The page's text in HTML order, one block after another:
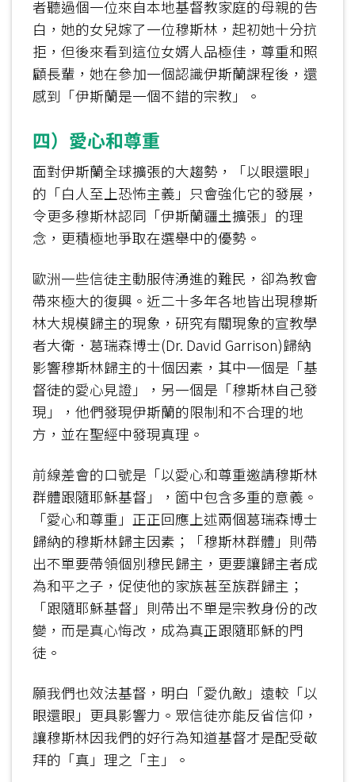
者聽過個一位來自本地基督教家庭的母親的告
白，她的女兒嫁了一位穆斯林，起初她十分抗
拒，但後來看到這位女婿人品極佳，尊重和照
顧長輩，她在參加一個認識伊斯蘭課程後，還
感到「伊斯蘭是一個不錯的宗教」。
四）愛心和尊重
面對伊斯蘭全球擴張的大趨勢，「以眼還眼」
的「白人至上恐怖主義」只會強化它的發展，
令更多穆斯林認同「伊斯蘭疆土擴張」的理
念，更積極地爭取在選舉中的優勢。
歐洲一些信徒主動服侍湧進的難民，卻為教會
帶來極大的復興。近二十多年各地皆出現穆斯
林大規模歸主的現象，研究有關現象的宣教學
者大衛．葛瑞森博士(Dr. David Garrison)歸納
影響穆斯林歸主的十個因素，其中一個是「基
督徒的愛心見證」，另一個是「穆斯林自己發
現」，他們發現伊斯蘭的限制和不合理的地
方，並在聖經中發現真理。
前線差會的口號是「以愛心和尊重邀請穆斯林
群體跟隨耶穌基督」，箇中包含多重的意義。
「愛心和尊重」正正回應上述兩個葛瑞森博士
歸納的穆斯林歸主因素；「穆斯林群體」則帶
出不單要帶領個別穆民歸主，更要讓歸主者成
為和平之子，促使他的家族甚至族群歸主；
「跟隨耶穌基督」則帶出不單是宗教身份的改
變，而是真心悔改，成為真正跟隨耶穌的門
徒。
願我們也效法基督，明白「愛仇敵」遠較「以
眼還眼」更具影響力。眾信徒亦能反省信仰，
讓穆斯林因我們的好行為知道基督才是配受敬
拜的「真」理之「主」。